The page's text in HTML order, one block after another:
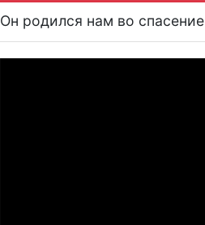
Он родился нам во спасение